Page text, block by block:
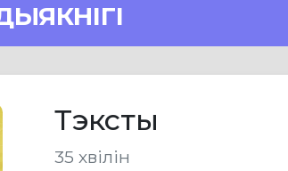
Тэксты
35 хвілін